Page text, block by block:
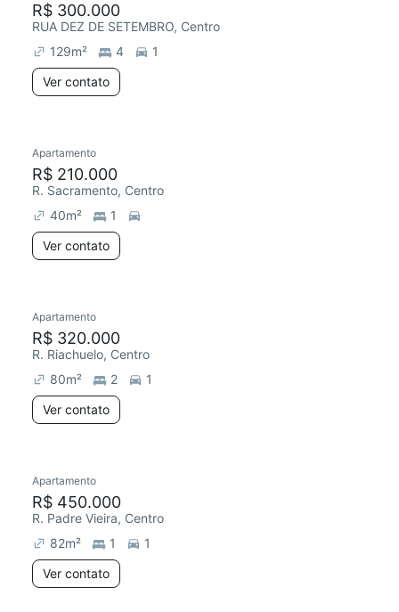
R$ 300.000
RUA DEZ DE SETEMBRO, Centro
129m² 4
1
Ver contato
Redecorar
Apartamento
R$ 210.000
R. Sacramento, Centro
40m²
1
Ver contato
Redecorar
Apartamento
R$ 320.000
R. Riachuelo, Centro
80m² 2
1
Ver contato
Redecorar
Apartamento
R$ 450.000
R. Padre Vieira, Centro
82m² 1
1
Ver contato